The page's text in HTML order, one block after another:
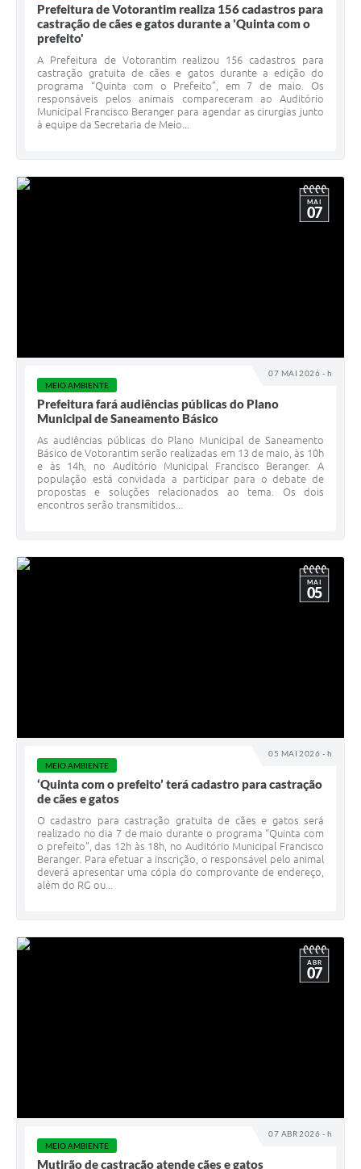
Prefeitura de Votorantim realiza 156 cadastros para
castração de cães e gatos durante a 'Quinta com o
prefeito'
A Prefeitura de Votorantim realizou 156 cadastros para
castração gratuita de cães e gatos durante a edição do
programa “Quinta com o Prefeito”, em 7 de maio. Os
responsáveis pelos animais compareceram ao Auditório
Municipal Francisco Beranger para agendar as cirurgias junto
à equipe da Secretaria de Meio...
07 MAI 2026 - h
MAI
07
MEIO AMBIENTE
Prefeitura fará audiências públicas do Plano
Municipal de Saneamento Básico
As audiências públicas do Plano Municipal de Saneamento
Básico de Votorantim serão realizadas em 13 de maio, às 10h
e às 14h, no Auditório Municipal Francisco Beranger. A
população está convidada a participar para o debate de
propostas e soluções relacionados ao tema. Os dois
encontros serão transmitidos...
05 MAI 2026 - h
MAI
05
MEIO AMBIENTE
‘Quinta com o prefeito’ terá cadastro para castração
de cães e gatos
O cadastro para castração gratuita de cães e gatos será
realizado no dia 7 de maio durante o programa “Quinta com
o prefeito”, das 12h às 18h, no Auditório Municipal Francisco
Beranger. Para efetuar a inscrição, o responsável pelo animal
deverá apresentar uma cópia do comprovante de endereço,
além do RG ou...
07 ABR 2026 - h
ABR
07
MEIO AMBIENTE
Mutirão de castração atende cães e gatos